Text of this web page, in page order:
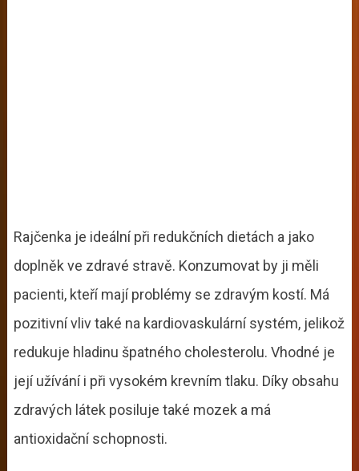
Rajčenka je ideální při redukčních dietách a jako
doplněk ve zdravé stravě. Konzumovat by ji měli
pacienti, kteří mají problémy se zdravým kostí. Má
pozitivní vliv také na kardiovaskulární systém, jelikož
redukuje hladinu špatného cholesterolu. Vhodné je
její užívání i při vysokém krevním tlaku. Díky obsahu
zdravých látek posiluje také mozek a má
antioxidační schopnosti.